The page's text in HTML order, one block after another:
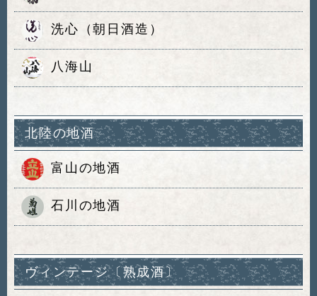
洗心（朝日酒造）
八海山
北陸の地酒
富山の地酒
石川の地酒
ヴィンテージ〔熟成酒〕